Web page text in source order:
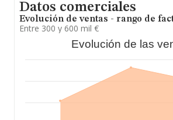
Datos comerciales
Evolución de ventas - rango de
Entre 300 y 600 mil €
Evolución de las